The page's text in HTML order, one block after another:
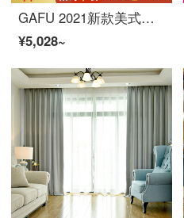
GAFU 2021新款美式新中式拼接窗帘遮光帘北欧简约轻奢风窗帘客厅卧室遮光窗帘定制（挂钩/打孔） 011+013(鸽子灰+南瓜橙） 6米布一套 /双开(适用轨道范围2.5米-3米)
¥5,028~